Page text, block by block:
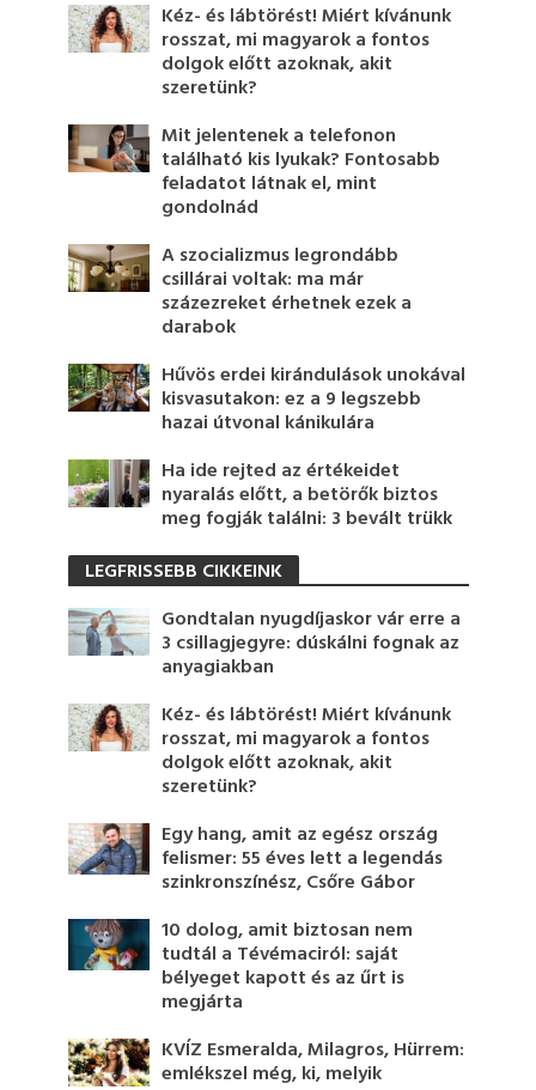
Kéz- és lábtörést! Miért kívánunk
rosszat, mi magyarok a fontos
dolgok előtt azoknak, akit
szeretünk?
Mit jelentenek a telefonon
található kis lyukak? Fontosabb
feladatot látnak el, mint
gondolnád
A szocializmus legrondább
csillárai voltak: ma már
százezreket érhetnek ezek a
darabok
Hűvös erdei kirándulások unokával
kisvasutakon: ez a 9 legszebb
hazai útvonal kánikulára
Ha ide rejted az értékeidet
nyaralás előtt, a betörők biztos
meg fogják találni: 3 bevált trükk
LEGFRISSEBB CIKKEINK
Gondtalan nyugdíjaskor vár erre a
3 csillagjegyre: dúskálni fognak az
anyagiakban
Kéz- és lábtörést! Miért kívánunk
rosszat, mi magyarok a fontos
dolgok előtt azoknak, akit
szeretünk?
Egy hang, amit az egész ország
felismer: 55 éves lett a legendás
szinkronszínész, Csőre Gábor
10 dolog, amit biztosan nem
tudtál a Tévémaciról: saját
bélyeget kapott és az űrt is
megjárta
KVÍZ Esmeralda, Milagros, Hürrem:
emlékszel még, ki, melyik